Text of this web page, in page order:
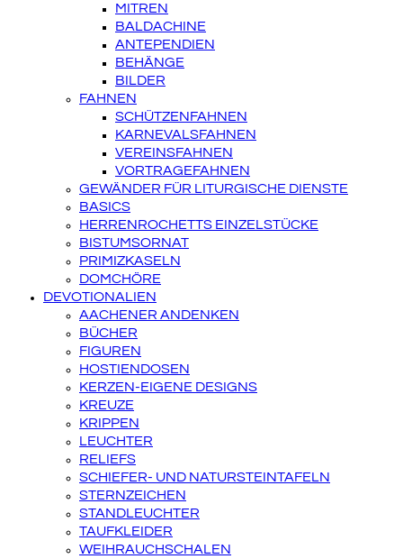
MITREN
BALDACHINE
ANTEPENDIEN
BEHÄNGE
BILDER
FAHNEN
SCHÜTZENFAHNEN
KARNEVALSFAHNEN
VEREINSFAHNEN
VORTRAGEFAHNEN
GEWÄNDER FÜR LITURGISCHE DIENSTE
BASICS
HERRENROCHETTS EINZELSTÜCKE
BISTUMSORNAT
PRIMIZKASELN
DOMCHÖRE
DEVOTIONALIEN
AACHENER ANDENKEN
BÜCHER
FIGUREN
HOSTIENDOSEN
KERZEN-EIGENE DESIGNS
KREUZE
KRIPPEN
LEUCHTER
RELIEFS
SCHIEFER- UND NATURSTEINTAFELN
STERNZEICHEN
STANDLEUCHTER
TAUFKLEIDER
WEIHRAUCHSCHALEN